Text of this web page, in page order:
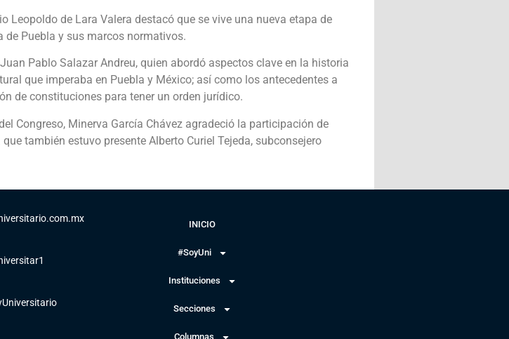
Leopoldo de Lara Valera destacó que se vive una nueva etapa de
Puebla y sus marcos normativos.
Pablo Salazar Andreu, quien abordó aspectos clave en la historia
que imperaba en Puebla y México; así como los antecedentes a
de constituciones para tener un orden jurídico.
Congreso, Minerva García Chávez agradeció la participación de
también estuvo presente Alberto Curiel Tejeda, subconsejero
INICIO
#SoyUni
Instituciones
Secciones
Columnas